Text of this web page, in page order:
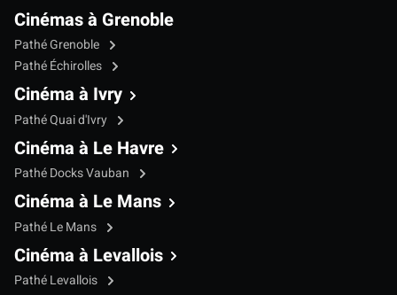
Cinémas à Grenoble
Pathé Grenoble
Pathé Échirolles
Cinéma à Ivry
Pathé Quai d'Ivry
Cinéma à Le Havre
Pathé Docks Vauban
Cinéma à Le Mans
Pathé Le Mans
Cinéma à Levallois
Pathé Levallois